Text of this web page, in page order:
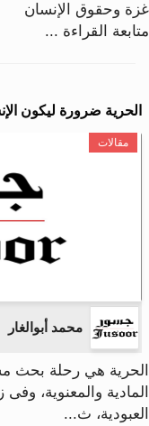
غزة وحقوق الإنسان
متابعة القراءة ...
الحرية ضرورة ليكون
مقالات
محمد أبوالغار
الحرية هي رحلة بحث
المادية والمعنوية،
العبودية، ث...